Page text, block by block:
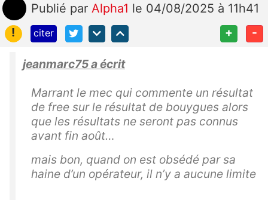
Publié par Alpha1 le 04/08/2025 à 11h41
!
citer + -
jeanmarc75 a écrit
Marrant le mec qui commente un résultat
de free sur le résultat de bouygues alors
que les résultats ne seront pas connus
avant fin août…
mais bon, quand on est obsédé par sa
haine d’un opérateur, il n’y a aucune limite